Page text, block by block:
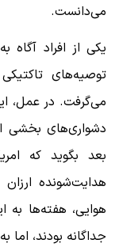
می‌دانست.
یکی از افراد آگاه
توصیه‌های
می‌گرفت. در عمل،
دشواری‌های بخشی
بعد بگوید که
هدایت‌شونده
هوایی، هفته‌ها به
جداگانه بودند،